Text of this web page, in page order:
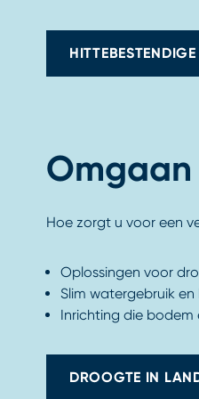
Hoe zorgt u voor een
Oplossingen voor
Slim watergebruik en
Inrichting die
DROOGTE IN